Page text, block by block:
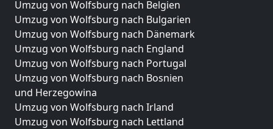
Umzug von Wolfsburg nach Belgien
Umzug von Wolfsburg nach Bulgarien
Umzug von Wolfsburg nach Dänemark
Umzug von Wolfsburg nach England
Umzug von Wolfsburg nach Portugal
Umzug von Wolfsburg nach Bosnien
und Herzegowina
Umzug von Wolfsburg nach Irland
Umzug von Wolfsburg nach Lettland